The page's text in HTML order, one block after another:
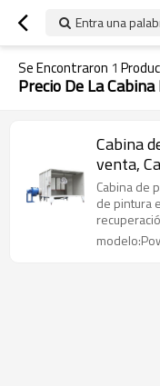
Entra una
Se Encontraron 1
Precio De La
Cabina
venta,
Sistema
Cabina de
de pintura